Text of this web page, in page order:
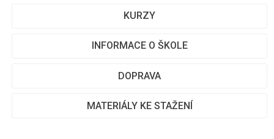
KURZY
INFORMACE O ŠKOLE
DOPRAVA
MATERIÁLY KE STAŽENÍ